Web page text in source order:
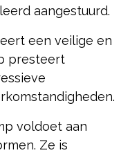
aangestuurd.
een veilige en
presteert
voldoet aan
Ze is